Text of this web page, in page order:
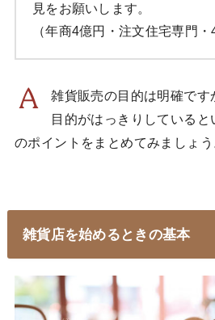
見をお願いします。
（年商4億円・注文住宅専門・
雑貨販売の目的は明確です
目的がはっきりしている
のポイントをまとめてみましょう
雑貨店を始めるときの基本